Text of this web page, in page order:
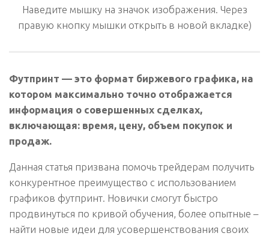
Наведите мышку на значок изображения. Через
правую кнопку мышки открыть в новой вкладке)
Футпринт — это формат биржевого графика, на
котором максимально точно отображается
информация о совершенных сделках,
включающая: время, цену, объем покупок и
продаж.
Данная статья призвана помочь трейдерам получить
конкурентное преимущество с использованием
графиков футпринт. Новички смогут быстро
продвинуться по кривой обучения, более опытные –
найти новые идеи для усовершенствования своих